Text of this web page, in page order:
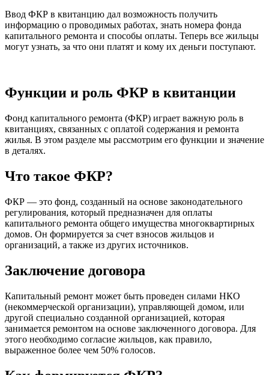
Ввод ФКР в квитанцию дал возможность получить
информацию о проводимых работах, знать номера фонда
капитального ремонта и способы оплаты. Теперь все жильцы
могут узнать, за что они платят и кому их деньги поступают.
Функции и роль ФКР в квитанции
Фонд капитального ремонта (ФКР) играет важную роль в
квитанциях, связанных с оплатой содержания и ремонта
жилья. В этом разделе мы рассмотрим его функции и значение
в деталях.
Что такое ФКР?
ФКР — это фонд, созданный на основе законодательного
регулирования, который предназначен для оплаты
капитального ремонта общего имущества многоквартирных
домов. Он формируется за счет взносов жильцов и
организаций, а также из других источников.
Заключение договора
Капитальный ремонт может быть проведен силами НКО
(некоммерческой организации), управляющей домом, или
другой специально созданной организацией, которая
занимается ремонтом на основе заключенного договора. Для
этого необходимо согласие жильцов, как правило,
выраженное более чем 50% голосов.